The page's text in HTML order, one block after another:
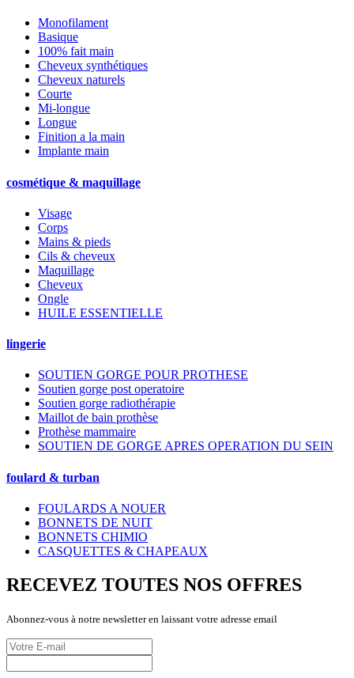
Monofilament
Basique
100% fait main
Cheveux synthétiques
Cheveux naturels
Courte
Mi-longue
Longue
Finition a la main
Implante main
cosmétique & maquillage
Visage
Corps
Mains & pieds
Cils & cheveux
Maquillage
Cheveux
Ongle
HUILE ESSENTIELLE
lingerie
SOUTIEN GORGE POUR PROTHESE
Soutien gorge post operatoire
Soutien gorge radiothérapie
Maillot de bain prothèse
Prothèse mammaire
SOUTIEN DE GORGE APRES OPERATION DU SEIN
foulard & turban
FOULARDS A NOUER
BONNETS DE NUIT
BONNETS CHIMIO
CASQUETTES & CHAPEAUX
RECEVEZ TOUTES NOS OFFRES
Abonnez-vous à notre newsletter en laissant votre adresse email